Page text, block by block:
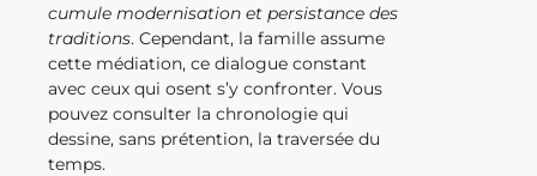
cumule modernisation et persistance des
traditions. Cependant, la famille assume
cette médiation, ce dialogue constant
avec ceux qui osent s’y confronter. Vous
pouvez consulter la chronologie qui
dessine, sans prétention, la traversée du
temps.